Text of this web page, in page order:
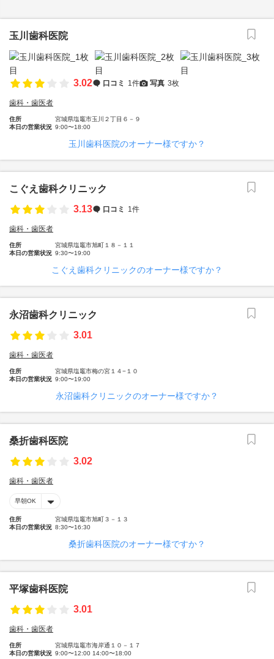
玉川歯科医院
3.02 口コミ 1件 写真 3枚
歯科・歯医者
住所
宮城県塩竈市玉川２丁目６－９
本日の営業状況 9:00〜18:00
玉川歯科医院のオーナー様ですか？
こぐえ歯科クリニック
3.13
口コミ 1件
歯科・歯医者
住所
宮城県塩竈市旭町１８－１１
本日の営業状況 9:30〜19:00
こぐえ歯科クリニックのオーナー様ですか？
永沼歯科クリニック
3.01
歯科・歯医者
住所
宮城県塩竈市梅の宮１４−１０
本日の営業状況 9:00〜19:00
永沼歯科クリニックのオーナー様ですか？
桑折歯科医院
3.02
歯科・歯医者
早朝OK
住所
宮城県塩竈市旭町３－１３
本日の営業状況 8:30〜16:30
桑折歯科医院のオーナー様ですか？
平塚歯科医院
3.01
歯科・歯医者
住所
宮城県塩竈市海岸通１０－１７
本日の営業状況 9:00〜12:00 14:00〜18:00